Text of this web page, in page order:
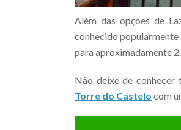
Além das opções de
conhecido
para aproximadamente
Não deixe de conhecer
Torre do Castelo com